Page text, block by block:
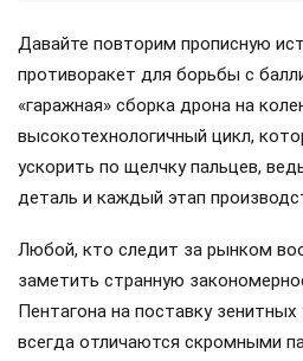
Давайте повторим прописную
противоракет для борьбы с
«гаражная» сборка дрона на
высокотехнологичный цикл,
ускорить по щелчку пальцев,
деталь и каждый этап
Любой, кто следит за рынком
заметить странную
Пентагона на поставку
всегда отличаются скромными